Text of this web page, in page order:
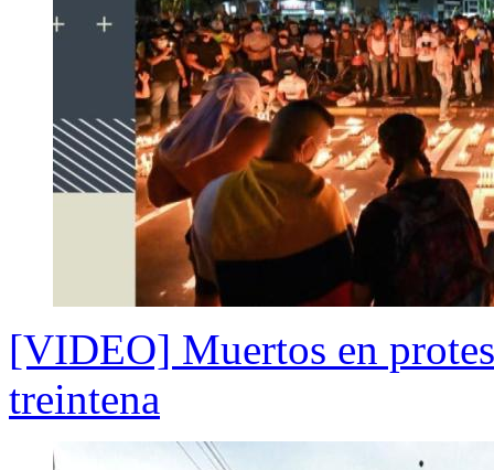
[VIDEO] Muertos en
treintena